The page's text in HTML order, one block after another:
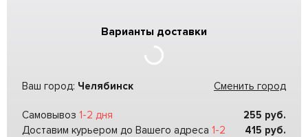
Варианты доставки
Ваш город: Челябинск Сменить город
Самовывоз 1-2 дня 255 руб.
Доставим курьером до Вашего адреса 1-2
415 руб.